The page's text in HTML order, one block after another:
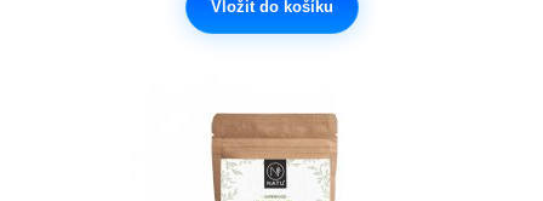
Vložit do košíku